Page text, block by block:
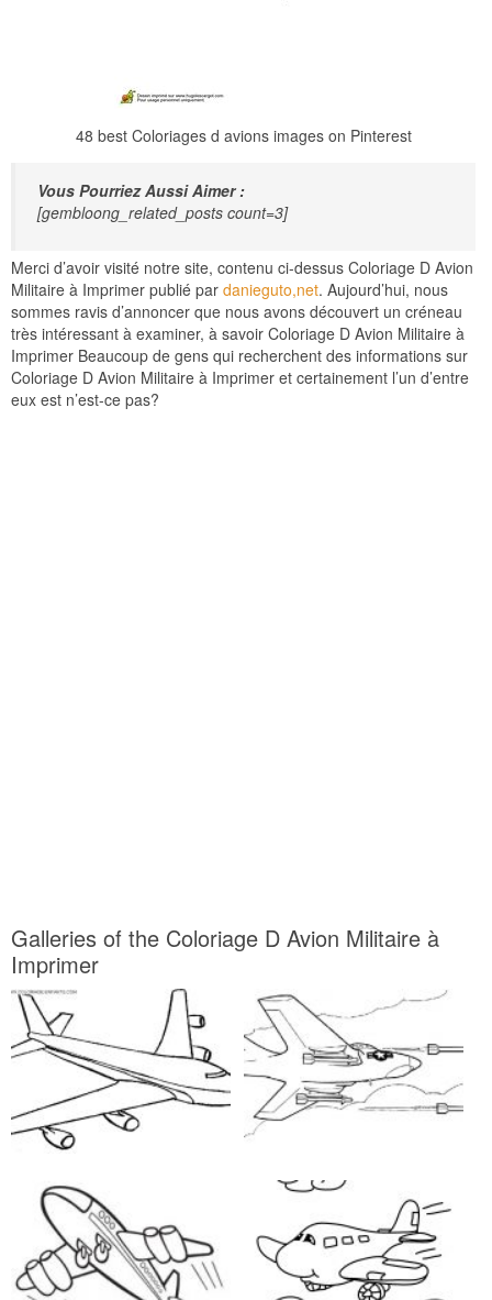
48 best Coloriages d avions images on Pinterest
Vous Pourriez Aussi Aimer :
[gembloong_related_posts count=3]
Merci d’avoir visité notre site, contenu ci-dessus Coloriage D Avion
Militaire à Imprimer publié par danieguto,net. Aujourd’hui, nous
sommes ravis d’annoncer que nous avons découvert un créneau
très intéressant à examiner, à savoir Coloriage D Avion Militaire à
Imprimer Beaucoup de gens qui recherchent des informations sur
Coloriage D Avion Militaire à Imprimer et certainement l’un d’entre
eux est n’est-ce pas?
Galleries of the Coloriage D Avion Militaire à
Imprimer